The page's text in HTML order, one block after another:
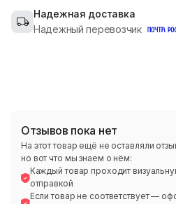
Надежная доставка
Надежный перевозчик
Отзывов пока нет
На этот товар ещё не оставляли
но вот что мы знаем о нём:
Каждый товар проходит
отправкой
Если товар не соответствует —